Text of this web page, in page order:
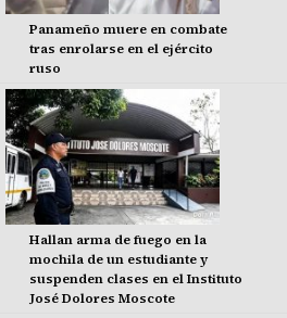
Panameño muere en combate
tras enrolarse en el ejército
ruso
Hallan arma de fuego en la
mochila de un estudiante y
suspenden clases en el Instituto
José Dolores Moscote